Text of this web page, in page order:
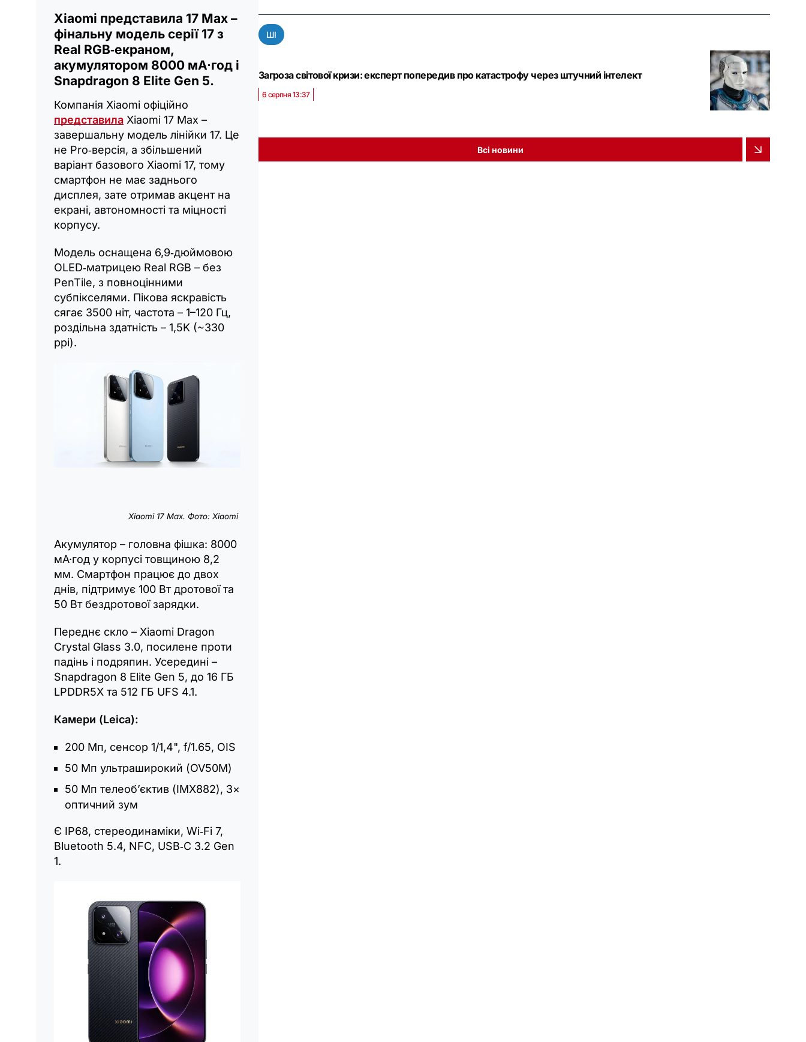
Xiaomi представила 17 Max –
фінальну модель серії 17 з
Real RGB‑екраном,
акумулятором 8000 мА·год і
Snapdragon 8 Elite Gen 5.
Компанія Xiaomi офіційно
представила Xiaomi 17 Max –
завершальну модель лінійки 17. Це
не Pro‑версія, а збільшений
варіант базового Xiaomi 17, тому
смартфон не має заднього
дисплея, зате отримав акцент на
екрані, автономності та міцності
корпусу.
Модель оснащена 6,9‑дюймовою
OLED‑матрицею Real RGB – без
PenTile, з повноцінними
субпікселями. Пікова яскравість
сягає 3500 ніт, частота – 1–120 Гц,
роздільна здатність – 1,5K (~330
ppi).
Xiaomi 17 Max. Фото: Xiaomi
Акумулятор – головна фішка: 8000
мА·год у корпусі товщиною 8,2
мм. Смартфон працює до двох
днів, підтримує 100 Вт дротової та
50 Вт бездротової зарядки.
Переднє скло – Xiaomi Dragon
Crystal Glass 3.0, посилене проти
падінь і подряпин. Усередині –
Snapdragon 8 Elite Gen 5, до 16 ГБ
LPDDR5X та 512 ГБ UFS 4.1.
Камери (Leica):
200 Мп, сенсор 1/1,4", f/1.65, OIS
50 Мп ультраширокий (OV50M)
50 Мп телеоб’єктив (IMX882), 3×
оптичний зум
Є IP68, стереодинаміки, Wi‑Fi 7,
Bluetooth 5.4, NFC, USB‑C 3.2 Gen
1.
ШІ
Загроза світової кризи: експерт попередив про катастрофу через штучний інтелект
6 серпня 13:37
Всі новини